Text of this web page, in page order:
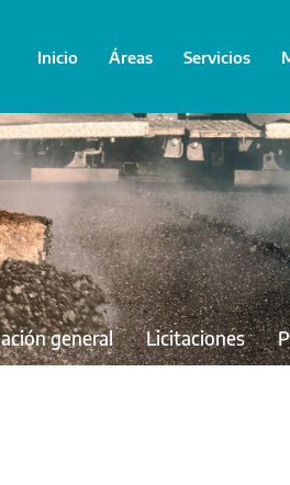
Inicio Áreas Servicios
general Licitaciones